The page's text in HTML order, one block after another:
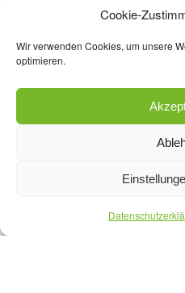
Cookie-
Wir verwenden Cookies, um unsere
optimieren.
Wir freuen uns, wenn Sie
unkompliziert über unser
Ticketsystem anmelden.
VERANSTALTUNGSORT: